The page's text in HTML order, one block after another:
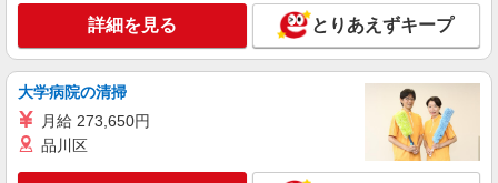
派遣社員
株式会社kotrio /●SI-H-2067163
籠原駅◆サ高住スタッフ◆穏やかな職場×週
3〜×残業なし
時給1600円〜2250円 ＜日払い有/週払い有/交
通費全支給(ガソリン代含む)＞
詳細を見る とりあえずキープ
大学病院の清掃
月給 273,650円
品川区